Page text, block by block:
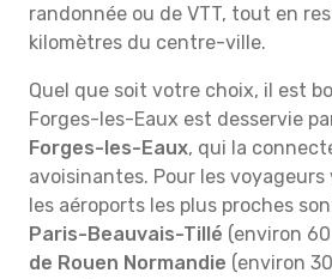
randonnée ou de VTT, tout en
kilomètres du centre-ville.
Quel que soit votre choix, il est
Forges-les-Eaux est desservie
Forges-les-Eaux, qui la
avoisinantes. Pour les
les aéroports les plus proches
Paris-Beauvais-Tillé (environ
de Rouen Normandie (environ